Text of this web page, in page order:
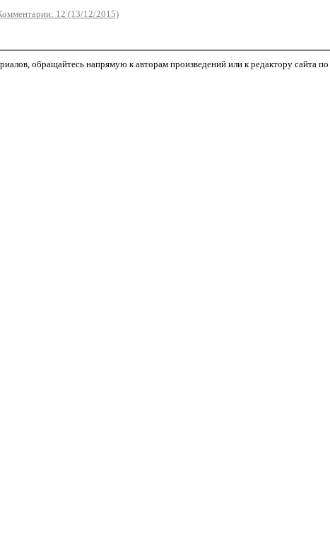
12 (13/12/2015)
обращайтесь напрямую к авторам произведений или к редактору сайта